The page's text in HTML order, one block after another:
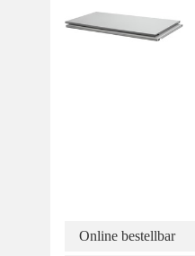
Online bestellbar